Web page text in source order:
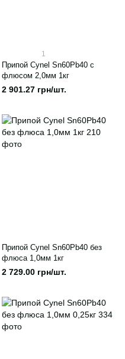
1
Припой Cynel Sn60Pb40 с
флюсом 2,0мм 1кг
2 901.27 грн/шт.
Припой Cynel Sn60Pb40 без
флюса 1,0мм 1кг
2 729.00 грн/шт.